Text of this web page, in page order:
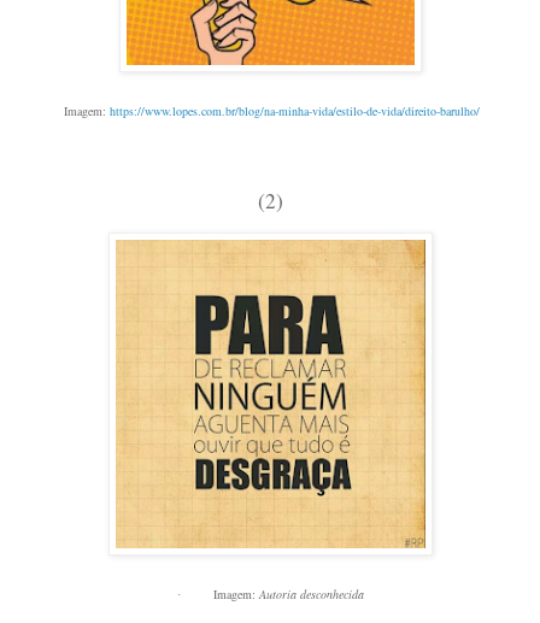
Imagem: https://www.lopes.com.br/blog/na-minha-vida/estilo-de-vida/direito-barulho/
(2)
· Imagem:Autoria desconhecida